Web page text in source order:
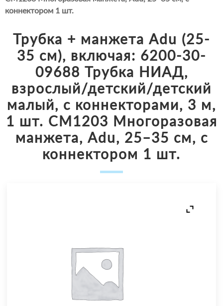
коннектором 1 шт.
Трубка + манжета Adu (25-
35 см), включая: 6200-30-
09688 Трубка НИАД,
взрослый/детский/детский
малый, с коннекторами, 3 м,
1 шт. CM1203 Многоразовая
манжета, Adu, 25–35 см, с
коннектором 1 шт.